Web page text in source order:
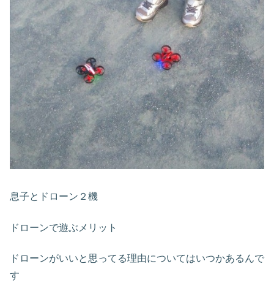
息子とドローン２機
ドローンで遊ぶメリット
ドローンがいいと思ってる理由についてはいつかあるんで
す